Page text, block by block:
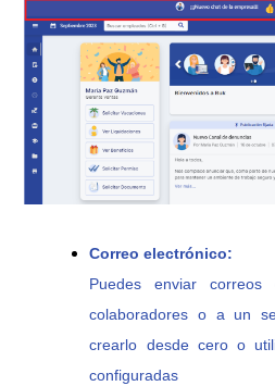
Correo electrónico:
Puedes enviar
colaboradores o a un
crearlo desde cero o
configuradas